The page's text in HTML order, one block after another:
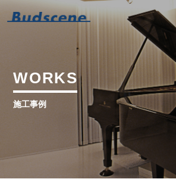
WORKS
施工事例